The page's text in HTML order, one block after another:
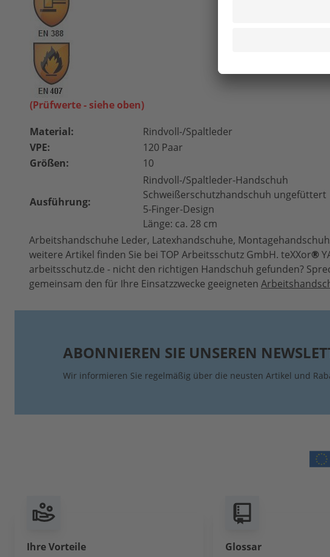
(Prüfwerte - siehe oben)
Material:
Rindvoll-/Spaltleder
VPE:
120 Paar
Größen:
10
Ausführung:
Rindvoll-/Spaltleder-Handschuh
Schweißerschutzhandschuh ungefüttert
5-Finger-Design
Länge: ca. 28 cm
Arbeitshandschuhe Leder, Latexhandschuhe,
weitere Artikel finden Sie bei TOP Arbeitsschutz GmbH. teXXor®
arbeitsschutz.de - nicht den richtigen Handschuh gefunden?
gemeinsam den für Ihre Einsatzzwecke geeigneten
ABONNIEREN SIE UNSEREN
Wir informieren Sie regelmäßig über die neusten Artikel und
Ihre Vorteile Glossar